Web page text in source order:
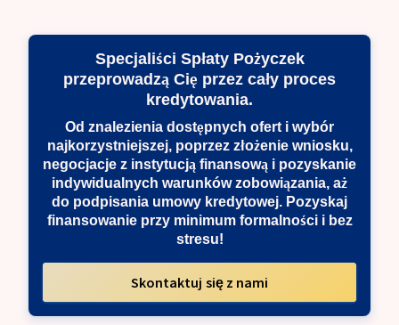
Specjaliści Spłaty Pożyczek
przeprowadzą Cię przez cały proces
kredytowania.
Od znalezienia dostępnych ofert i wybór
najkorzystniejszej, poprzez złożenie wniosku,
negocjacje z instytucją finansową i pozyskanie
indywidualnych warunków zobowiązania, aż
do podpisania umowy kredytowej. Pozyskaj
finansowanie przy minimum formalności i bez
stresu!
Skontaktuj się z nami